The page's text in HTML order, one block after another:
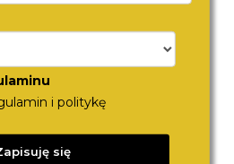
CITIZEN
NK0023-57L
1 890,-
i politykę
się